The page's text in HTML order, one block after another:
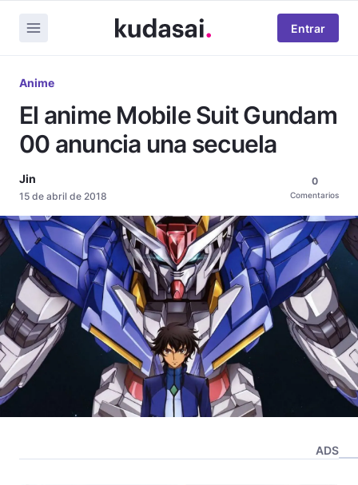
Entrar
Anime
El anime Mobile Suit Gundam
00 anuncia una secuela
Jin
15 de abril de 2018
0
Comentarios
ADS